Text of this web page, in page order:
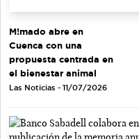
M!mado abre en
Cuenca con una
propuesta centrada en
el bienestar animal
Las Noticias - 11/07/2026